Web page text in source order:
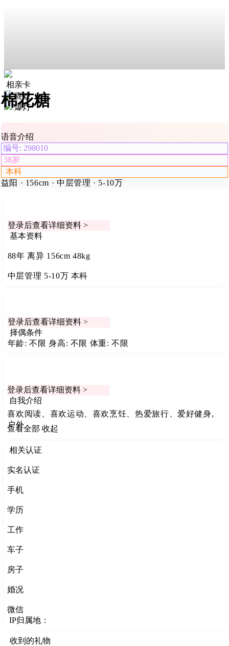
相亲卡
喜欢
爆灯
棉花糖
语音介绍
编号: 298010
38岁
本科
益阳 · 156cm · 中层管理 · 5-10万
登录后查看详细资料 >
基本资料
88年离异 156cm48kg
中层管理 5-10万 本科
登录后查看详细资料 >
择偶条件
年龄: 不限身高: 不限 体重: 不限
登录后查看详细资料 >
自我介绍
喜欢阅读、喜欢运动、喜欢烹饪、热爱旅行、爱好健身,
户外
查看全部收起
相关认证
实名认证
手机
学历
工作
车子
房子
婚况
微信
IP归属地：
收到的礼物